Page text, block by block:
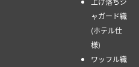
ャガード織
(ホテル仕
様)
ワッフル織